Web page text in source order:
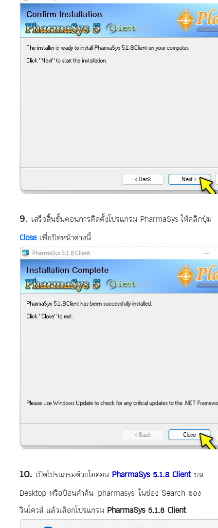
เสร็จสิ้นขั้นตอนการติดตั้งโปรแกรม PharmaSys ให้คลิกปุ่ม
Closeเพื่อปิดหน้าต่างนี้
เปิดโปรแกรมด้วยไอคอน PharmaSys 5.1.8 Clientบน
Desktop หรือป้อนคำค้น 'pharmasys' ในช่อง Search ของ
วินโดวส์ แล้วเลือกโปรแกรม PharmaSys 5.1.8 Client